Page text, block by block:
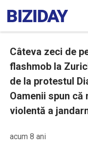
Câteva zeci de
flashmob la
de la protestul
Oamenii spun că
violentă a
acum 8 ani